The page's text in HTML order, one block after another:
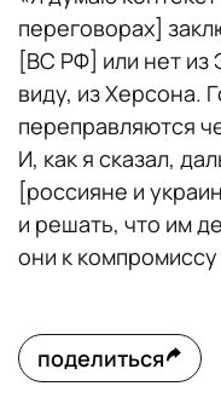
переговорах]
[ВС РФ] или нет
виду, из Херсона.
переправляются
И, как я сказал,
[россияне и
и решать, что им
они к компромиссу
поделиться